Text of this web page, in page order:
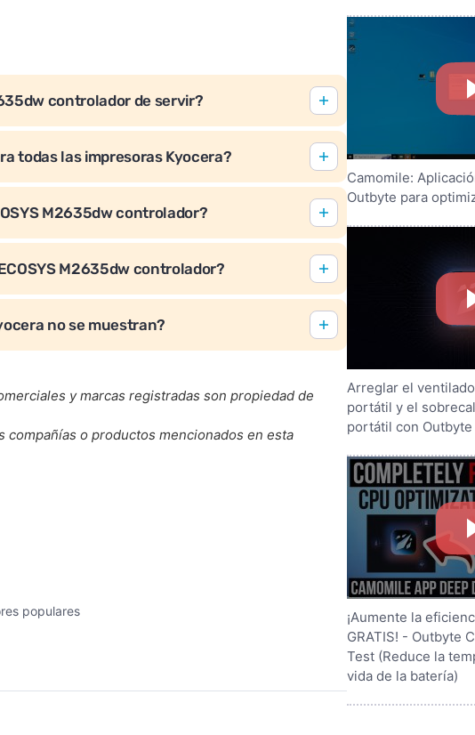
controlador de servir?
todas las impresoras Kyocera?
M2635dw controlador?
M2635dw controlador?
no se muestran?
y marcas registradas son propiedad de
o productos mencionados en esta
populares
Camomile:
Outbyte para
Arreglar el
portátil y el
portátil con Outbyte
¡Aumente la
GRATIS! - Outbyte
Test (Reduce la
vida de la batería)